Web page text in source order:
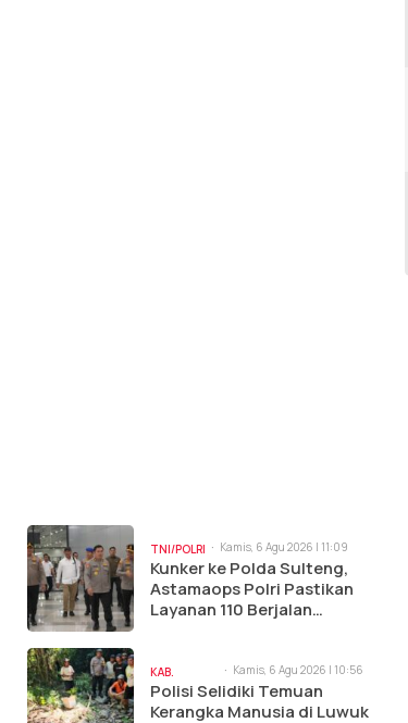
TNI/POLRI
Kamis, 6 Agu 2026 | 11:09
am
Kunker ke Polda Sulteng,
Astamaops Polri Pastikan
Layanan 110 Berjalan
KAB.
BANGGAI
Kamis, 6 Agu 2026 | 10:56
am
Polisi Selidiki Temuan
Kerangka Manusia di Luwuk